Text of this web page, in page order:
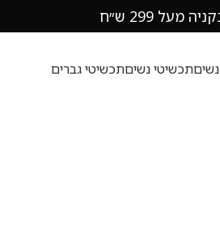
299 ש״ח
תכשיטי נשיםתכשיטי גברים